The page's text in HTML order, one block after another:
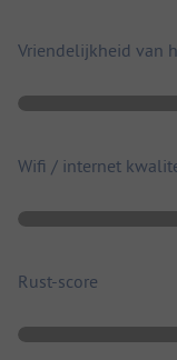
Vriendelijkheid van
Wifi / internet
Rust-score